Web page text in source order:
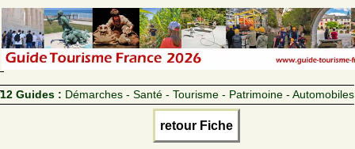
12 Guides : Démarches - Santé - Tourisme - Patrimoine - Automobiles
retour Fiche